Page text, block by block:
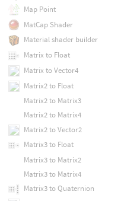
Map Point
MatCap Shader
Material shader builder
Matrix to Float
Matrix to Vector4
Matrix2 to Float
Matrix2 to Matrix3
Matrix2 to Matrix4
Matrix2 to Vector2
Matrix3 to Float
Matrix3 to Matrix2
Matrix3 to Matrix4
Matrix3 to Quaternion